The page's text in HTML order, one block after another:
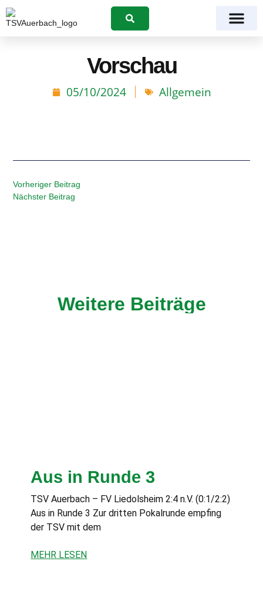
Suchen
Vorschau
05/10/2024 Allgemein
Vorheriger Beitrag
Nächster Beitrag
Weitere Beiträge
Aus in Runde 3
TSV Auerbach – FV Liedolsheim 2:4 n.V. (0:1/2:2)
Aus in Runde 3 Zur dritten Pokalrunde empfing
der TSV mit dem
MEHR LESEN